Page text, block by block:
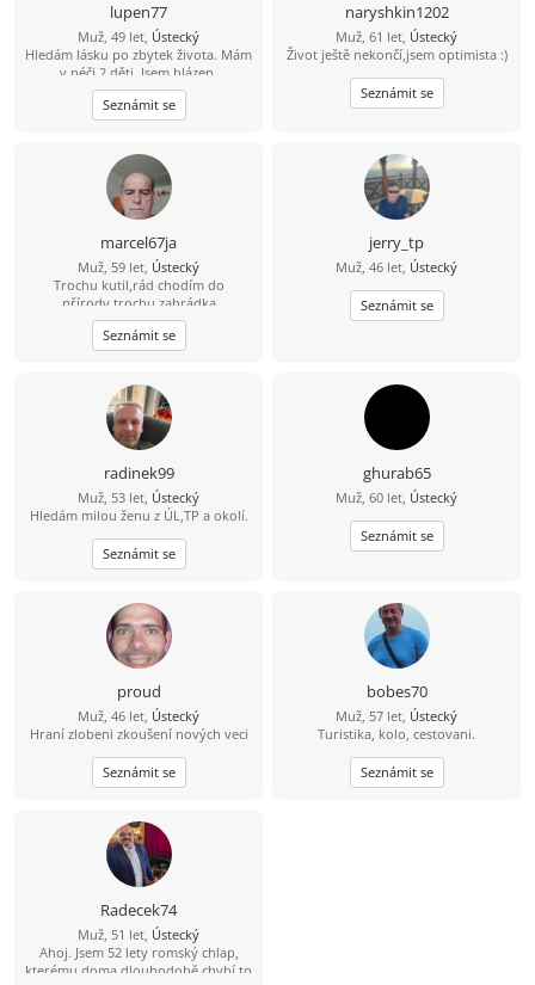
lupen77
Muž, 49 let, Ústecký
Hledám lásku po zbytek života. Mám
v péči 2 děti. Jsem blázen.
Seznámit se
naryshkin1202
Muž, 61 let, Ústecký
Život ještě nekončí,jsem optimista :)
Seznámit se
marcel67ja
Muž, 59 let, Ústecký
Trochu kutil,rád chodím do
přírody,trochu zahrádka
Seznámit se
jerry_tp
Muž, 46 let, Ústecký
Seznámit se
radinek99
Muž, 53 let, Ústecký
Hledám milou ženu z ÚL,TP a okolí.
Seznámit se
ghurab65
Muž, 60 let, Ústecký
Seznámit se
proud
Muž, 46 let, Ústecký
Hraní zlobeni zkoušení nových veci
Seznámit se
bobes70
Muž, 57 let, Ústecký
Turistika, kolo, cestovani.
Seznámit se
Radecek74
Muž, 51 let, Ústecký
Ahoj. Jsem 52 lety romský chlap,
kterému doma dlouhodobě chybí to